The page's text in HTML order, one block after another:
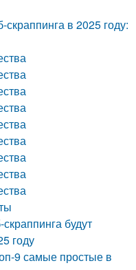
в 2025 году:
будут
году
9 самые простые в